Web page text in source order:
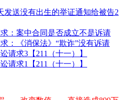
发送没有出生的举证通知给被告2
：案中合同是否成立不是诉请
：《消保法》“欺诈”没有诉请
请求3【211（十一）】
请求1【211（十一）】